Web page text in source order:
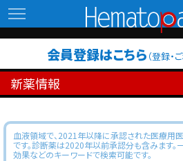
会員登録はこちら （登録・
新薬情報
血液領域で、2021年以降に承認された医療用
です。診断薬は2020年以前承認分も含みます。
効果などのキーワードで検索可能です。